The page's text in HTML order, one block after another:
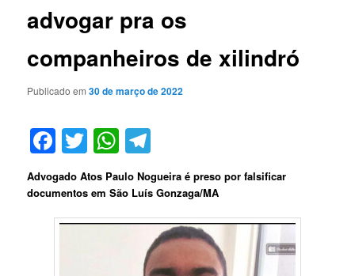
advogar pra os
companheiros de xilindró
Publicado em30 de março de 2022
Facebook
TwitterWhatsApp
Advogado Atos Paulo Nogueira é preso por falsificar
documentos em São Luís Gonzaga/MA